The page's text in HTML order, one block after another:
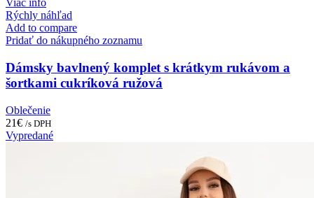
Viac info
Rýchly náhľad
Add to compare
Pridať do nákupného zoznamu
Dámsky bavlnený komplet s krátkym rukávom a
šortkami cukríková ružová
Oblečenie
21€ /s DPH
Vypredané